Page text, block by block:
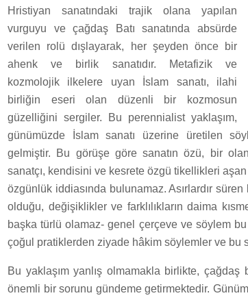
Hristiyan sanatındaki trajik olana yapılan
vurguyu ve çağdaş Batı sanatında absürde
verilen rolü dışlayarak, her şeyden önce bir
ahenk ve birlik sanatıdır. Metafizik ve
kozmolojik ilkelere uyan İslam sanatı, ilahi
birliğin eseri olan düzenli bir kozmosun
güzelliğini sergiler. Bu perennialist yaklaşım,
günümüzde İslam sanatı üzerine üretilen
gelmiştir. Bu görüşe göre sanatın özü, bir
sanatçı, kendisini ve kesrete özgü tikellikleri
özgünlük iddiasında bulunamaz. Asırlardır
olduğu, değişiklikler ve farklılıkların daima
başka türlü olamaz- genel çerçeve ve söylem
çoğul pratiklerden ziyade hâkim söylemler ve bu
Bu yaklaşım yanlış olmamakla birlikte,
önemli bir sorunu gündeme getirmektedir.